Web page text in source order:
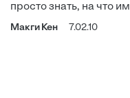
просто знать, на что
Макги Кен 7.02.10